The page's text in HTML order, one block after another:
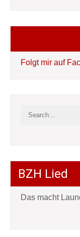
Folgt mir auf
BZH Lied
Das macht